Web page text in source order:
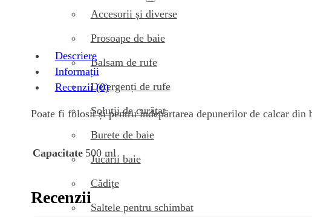
Accesorii și diverse
Prosoape de baie
Balsam de rufe
Detergenți de rufe
Soluții de curățat
Burete de baie
Jucării baie
Cădițe
Saltele pentru schimbat
Descriere
Informații
Recenzii (0)
Poate fi folosit și pentru îndepărtarea depunerilor de calcar din
Capacitate 500 ml
Recenzii